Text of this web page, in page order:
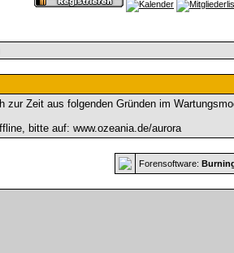
zur Zeit aus folgenden Gründen im
bitte auf: www.ozeania.de/aurora
Forensoftware: